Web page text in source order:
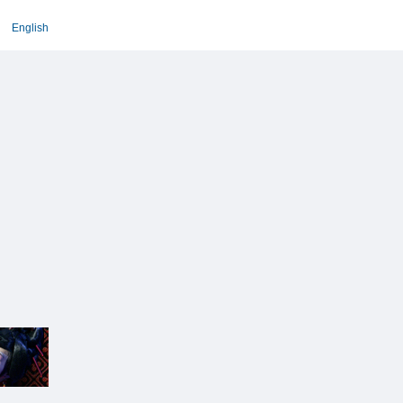
English